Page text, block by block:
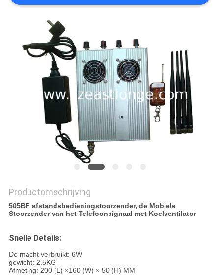
AANVRAGEN
SITEMAP
PRIVACY
POLICY
Productomschrijving
505BF afstandsbedieningstoorzender, de Mobiele
Stoorzender van het Telefoonsignaal met Koelventilator
Snelle Details:
De macht verbruikt: 6W
gewicht: 2.5KG
Afmeting: 200 (L) ×160 (W) × 50 (H) MM